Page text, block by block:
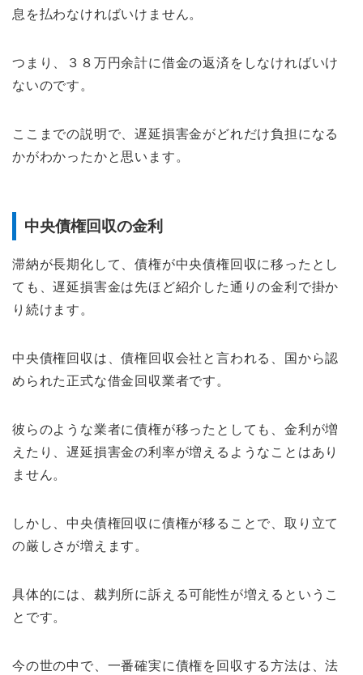
息を払わなければいけません。
つまり、３８万円余計に借金の返済をしなければいけ
ないのです。
ここまでの説明で、遅延損害金がどれだけ負担になる
かがわかったかと思います。
中央債権回収の金利
滞納が長期化して、債権が中央債権回収に移ったとし
ても、遅延損害金は先ほど紹介した通りの金利で掛か
り続けます。
中央債権回収は、債権回収会社と言われる、国から認
められた正式な借金回収業者です。
彼らのような業者に債権が移ったとしても、金利が増
えたり、遅延損害金の利率が増えるようなことはあり
ません。
しかし、中央債権回収に債権が移ることで、取り立て
の厳しさが増えます。
具体的には、裁判所に訴える可能性が増えるというこ
とです。
今の世の中で、一番確実に債権を回収する方法は、法